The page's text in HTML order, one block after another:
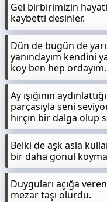
Gel birbirimizin hayati
kaybetti desinler.
Dün de bugün de
yanındayım kendini
koy ben hep ordayım.
Ay ışığının
parçasıyla seni
hırçın bir dalga
Belki de aşk asla
bir daha gönül
Duyguları açığa
mezar taşı olurdu.